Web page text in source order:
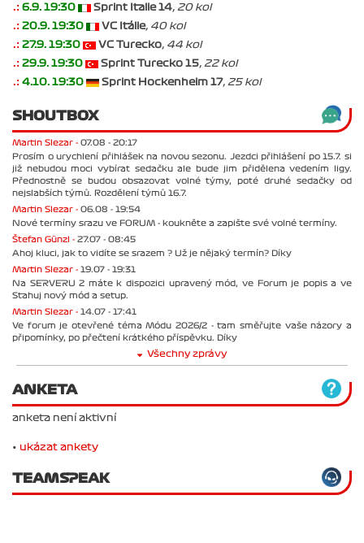
.: 6.9. 19:30 Sprint Italie 14, 20 kol
.: 20.9. 19:30 VC Itálie, 40 kol
.: 27.9. 19:30 VC Turecko, 44 kol
.: 29.9. 19:30 Sprint Turecko 15, 22 kol
.: 4.10. 19:30 Sprint Hockenheim 17, 25 kol
SHOUTBOX
Martin Slezar - 07.08 - 20:17
Prosím o urychlení přihlášek na novou sezonu. Jezdci přihlášení po 15.7. si
již nebudou moci vybírat sedačku ale bude jim přidělena vedením ligy.
Přednostně se budou obsazovat volné týmy, poté druhé sedačky od
nejslabších týmů. Rozdělení týmů 16.7.
Martin Slezar - 06.08 - 19:54
Nové termíny srazu ve FORUM - koukněte a zapište své volné termíny.
Štefan Günzl - 27.07 - 08:45
Ahoj kluci, jak to vidíte se srazem ? Už je nějaký termín? Díky
Martin Slezar - 19.07 - 19:31
Na SERVERU 2 máte k dispozici upravený mód, ve Forum je popis a ve
Stahuj nový mód a setup.
Martin Slezar - 14.07 - 17:41
Ve forum je otevřené téma Módu 2026/2 - tam směřujte vaše názory a
připomínky, po přečtení krátkého příspěvku. Díky
Všechny zprávy
ANKETA
anketa není aktivní
• ukázat ankety
TEAMSPEAK